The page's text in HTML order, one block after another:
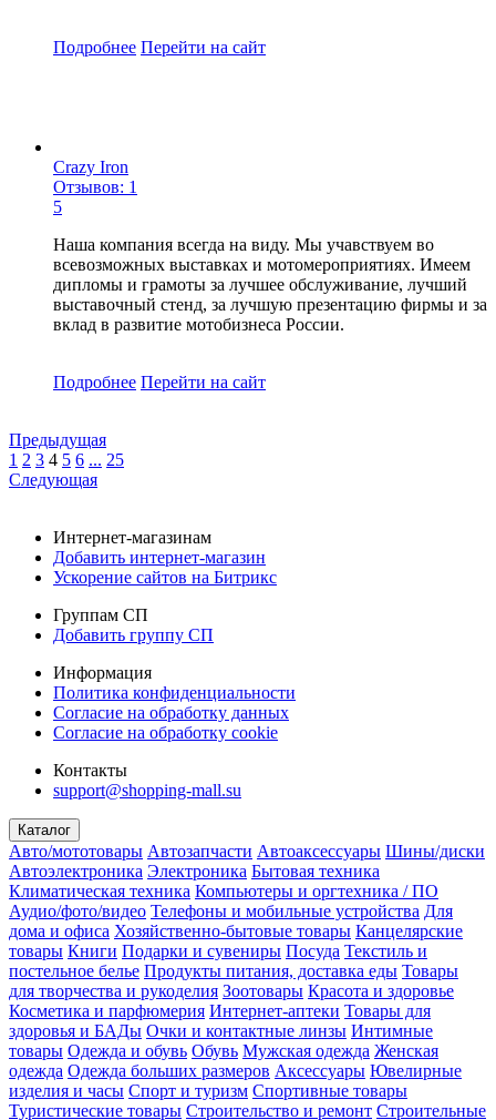
Подробнее Перейти на сайт
Crazy Iron
Отзывов: 1
5
Наша компания всегда на виду. Мы учавствуем во
всевозможных выставках и мотомероприятиях. Имеем
дипломы и грамоты за лучшее обслуживание, лучший
выставочный стенд, за лучшую презентацию фирмы и за
вклад в развитие мотобизнеса России.
Подробнее Перейти на сайт
Предыдущая
1 2 3 4 5 6 ... 25
Следующая
Интернет-магазинам
Добавить интернет-магазин
Ускорение сайтов на Битрикс
Группам СП
Добавить группу СП
Информация
Политика конфиденциальности
Согласие на обработку данных
Согласие на обработку cookie
Контакты
support@shopping-mall.su
Каталог
Авто/мототовары Автозапчасти Автоаксессуары Шины/диски
Автоэлектроника Электроника Бытовая техника
Климатическая техника Компьютеры и оргтехника / ПО
Аудио/фото/видео Телефоны и мобильные устройства Для
дома и офиса Хозяйственно-бытовые товары Канцелярские
товары Книги Подарки и сувениры Посуда Текстиль и
постельное белье Продукты питания, доставка еды Товары
для творчества и рукоделия Зоотовары Красота и здоровье
Косметика и парфюмерия Интернет-аптеки Товары для
здоровья и БАДы Очки и контактные линзы Интимные
товары Одежда и обувь Обувь Мужская одежда Женская
одежда Одежда больших размеров Аксессуары Ювелирные
изделия и часы Спорт и туризм Спортивные товары
Туристические товары Строительство и ремонт Строительные